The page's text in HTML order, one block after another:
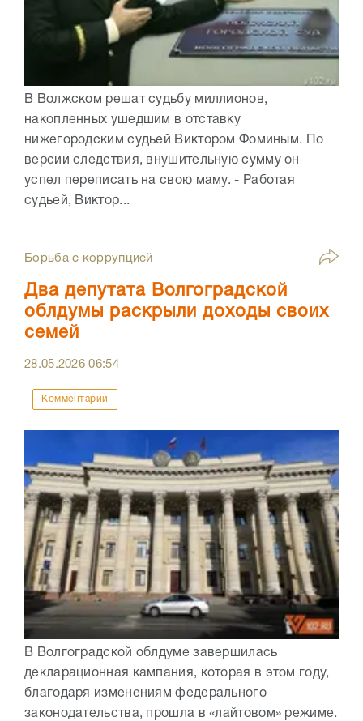
В Волжском решат судьбу миллионов,
накопленных ушедшим в отставку
нижегородским судьей Виктором Фоминым. По
версии следствия, внушительную сумму он
успел переписать на свою маму. - Работая
судьей, Виктор...
Борьба с коррупцией
Два депутата Волгоградской
облдумы раскрыли доходы своих
семей
28.05.202606:54
Комментарии
В Волгоградской облдуме завершилась
декларационная кампания, которая в этом году,
благодаря изменениям федерального
законодательства, прошла в «лайтовом» режиме.